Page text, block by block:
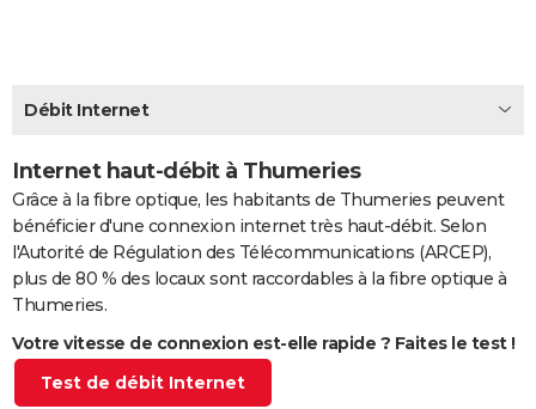
CARTE DE VOEUX
Carte de Noël
Carte Bonne année
Carte Saint-Valentin
Carte Pâques
Carte d'anniversaire
DICTIONNAIRE
PROGRAMME TV
S'inscrire
Se connecter
Lycées
Collèges
Primaires
Universités
Entreprises
Service militaire
Avis de recherche
Débit Internet
Internet haut-débit à Thumeries
Grâce à la fibre optique, les habitants de Thumeries peuvent
bénéficier d'une connexion internet très haut-débit. Selon
l'Autorité de Régulation des Télécommunications (ARCEP),
plus de 80 % des locaux sont raccordables à la fibre optique à
Thumeries.
Votre vitesse de connexion est-elle rapide ? Faites le test !
Test de débit Internet